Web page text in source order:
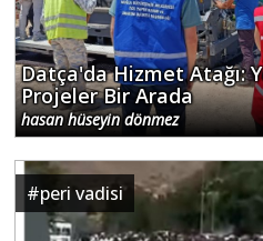
Datça'da Hizmet Atağı:
Projeler Bir Arada
hasan hüseyin dönmez
#peri vadisi